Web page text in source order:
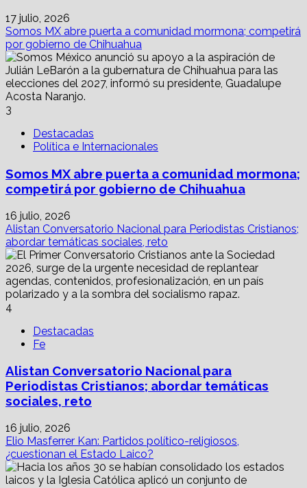
17 julio, 2026
Somos MX abre puerta a comunidad mormona; competirá
por gobierno de Chihuahua
3
Destacadas
Política e Internacionales
Somos MX abre puerta a comunidad mormona;
competirá por gobierno de Chihuahua
16 julio, 2026
Alistan Conversatorio Nacional para Periodistas Cristianos;
abordar temáticas sociales, reto
4
Destacadas
Fe
Alistan Conversatorio Nacional para
Periodistas Cristianos; abordar temáticas
sociales, reto
16 julio, 2026
Elio Masferrer Kan: Partidos político-religiosos,
¿cuestionan el Estado Laico?